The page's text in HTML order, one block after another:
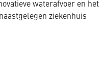
waterafvoer en het
ziekenhuis